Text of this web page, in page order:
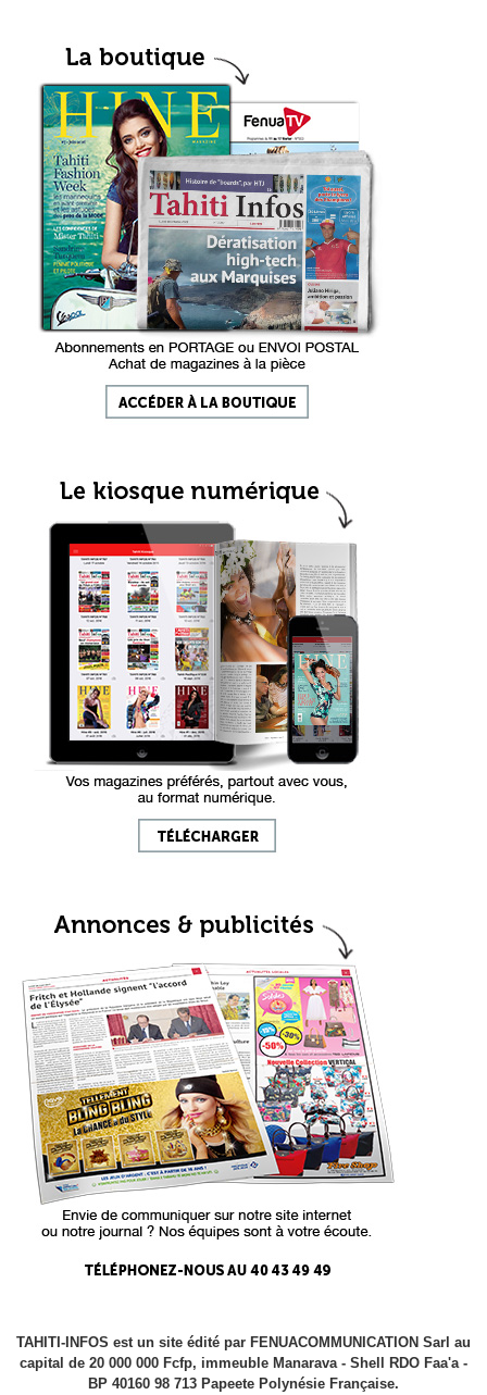
TAHITI-INFOS est un site édité par FENUACOMMUNICATION Sarl au
capital de 20 000 000 Fcfp, immeuble Manarava - Shell RDO Faa'a -
BP 40160 98 713 Papeete Polynésie Française.